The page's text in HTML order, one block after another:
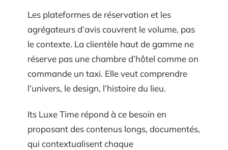
Les plateformes de réservation et les
agrégateurs d’avis couvrent le volume, pas
le contexte. La clientèle haut de gamme ne
réserve pas une chambre d’hôtel comme on
commande un taxi. Elle veut comprendre
l’univers, le design, l’histoire du lieu.
Its Luxe Time répond à ce besoin en
proposant des contenus longs, documentés,
qui contextualisent chaque